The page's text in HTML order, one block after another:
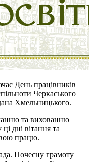
День працівників
Черкаського
Хмельницького.
та вихованню
дні вітання та
працю.
Почесну грамоту